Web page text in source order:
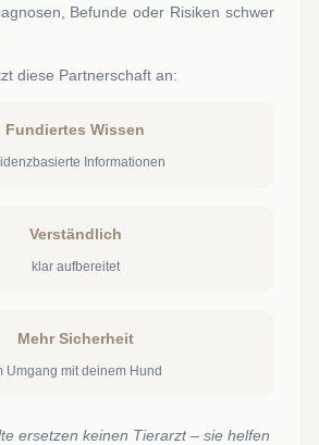
Befunde oder Risiken schwer
diese Partnerschaft an:
Fundiertes Wissen
Informationen
Verständlich
klar aufbereitet
Mehr Sicherheit
Umgang mit deinem Hund
ersetzen keinen Tierarzt – sie helfen